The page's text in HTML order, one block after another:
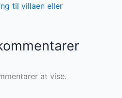
til villaen eller
at vise.